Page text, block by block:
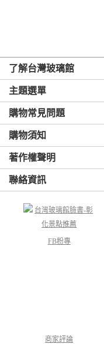
了解台灣玻璃館
主題選單
購物常見問題
購物須知
著作權聲明
聯絡資訊
FB粉專
商家評論